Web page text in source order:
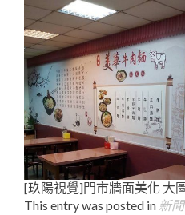
[玖陽視覺]門市牆面美化 大
This entry was posted in 新聞